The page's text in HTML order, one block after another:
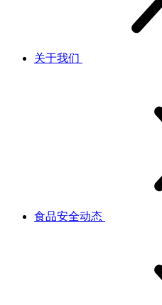
关于我们
食品安全动态